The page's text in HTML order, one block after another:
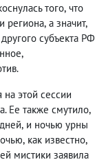
того, что
региона, а значит,
субъекта РФ
,
этой сессии
Ее также смутило,
, и ночью урны
, как известно,
мистики заявила